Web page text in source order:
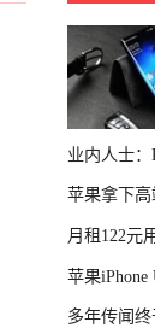
业内人士
苹果拿下
月租122元
苹果
多年传闻终